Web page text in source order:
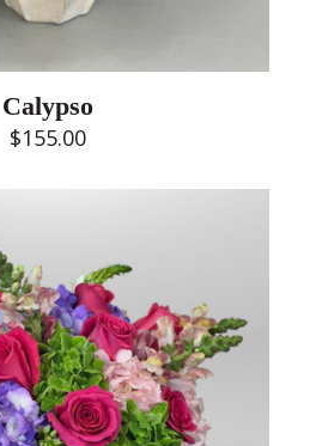
Calypso
$155.00